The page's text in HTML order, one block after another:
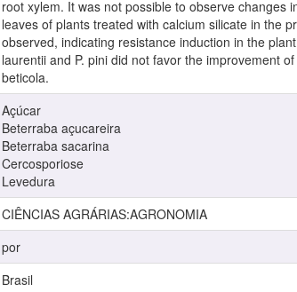
root xylem. It was not possible to observe changes
leaves of plants treated with calcium silicate in the
observed, indicating resistance induction in the
laurentii and P. pini did not favor the improvement
beticola.
Açúcar
Beterraba açucareira
Beterraba sacarina
Cercosporiose
Levedura
CIÊNCIAS AGRÁRIAS:AGRONOMIA
por
Brasil